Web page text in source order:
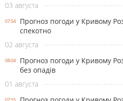
03 августа
07:54
Прогноз погоди у Кривому
спекотно
02 августа
08:04
Прогноз погоди у Кривому
без опадів
01 августа